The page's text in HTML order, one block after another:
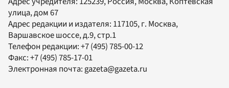
улица, дом 67
Адрес редакции и издателя: 117105, г. Москва,
Варшавское шоссе, д.9, стр.1
Телефон редакции:+7 (495) 785-00-12
Факс:+7 (495) 785-17-01
Электронная почта:gazeta@gazeta.ru